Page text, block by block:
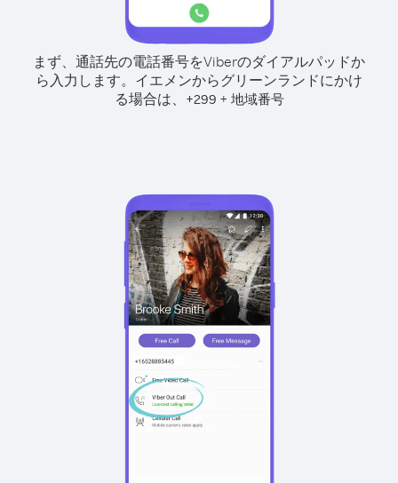
まず、通話先の電話番号をViberのダイアルパッドか
ら入力します。 イエメンからグリーンランドにかけ
る場合は、
+299 + 地域番号